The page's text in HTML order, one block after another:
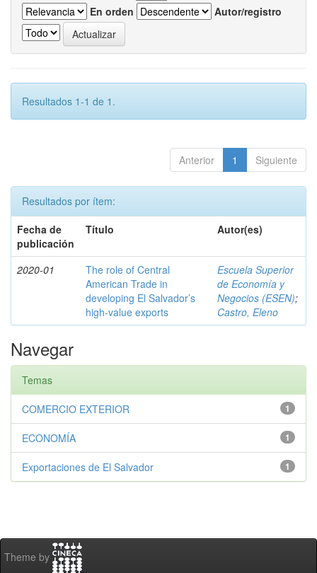
En orden
Autor/registro
Resultados 1-1 de 1.
Anterior 1 Siguiente
Resultados por ítem:
Fecha de
publicación
Título Autor(es)
2020-01
The role of Central
American Trade in
developing El Salvador’s
high-value exports
Escuela Superior
de Economía y
Negocios (ESEN);
Castro, Eleno
Navegar
Temas
1
COMERCIO EXTERIOR
1
ECONOMÍA
1
Exportaciones de El Salvador
Theme by